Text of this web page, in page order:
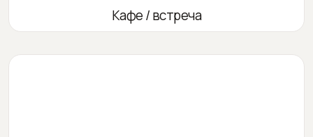
Кафе / встреча